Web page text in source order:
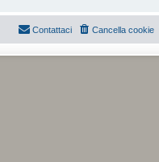
Cancella cookie
Contattaci